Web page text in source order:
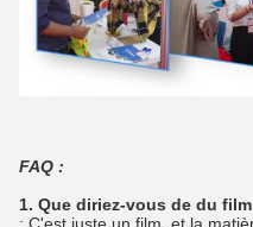
FAQ :
1. Que diriez-vous de du
: C'est juste un film, et la